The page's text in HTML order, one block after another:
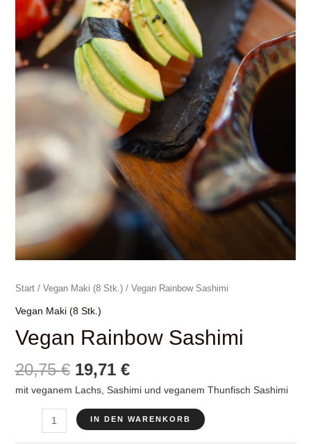
Start/ Vegan Maki (8 Stk.)/ Vegan Rainbow Sashimi
Vegan Maki (8 Stk.)
Vegan Rainbow Sashimi
20,75€ Ursprünglicher
Preis
20,75 €
19,71 €Aktueller
Preis
19,71 €.
mit veganem Lachs, Sashimi und veganem Thunfisch Sashimi
Rainbow
IN DEN WARENKORB